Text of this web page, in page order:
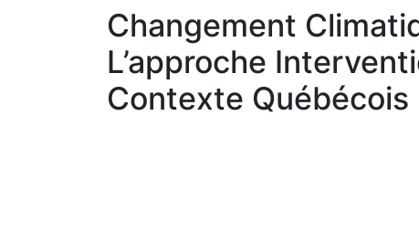
Changement
L’approche
Contexte Québécois